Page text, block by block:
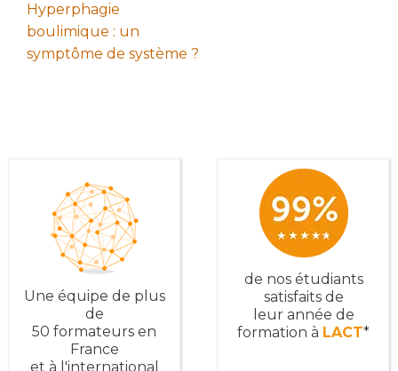
Hyperphagie
boulimique : un
symptôme de système ?
Une équipe de plus
de
50 formateurs en
France
et à l'international
de nos étudiants
satisfaits de
leur année de
formation à LACT*